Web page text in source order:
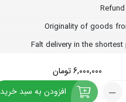
Originality of goods
Falt delivery in the
6,000,000تومان
افزودن به سبد خرید